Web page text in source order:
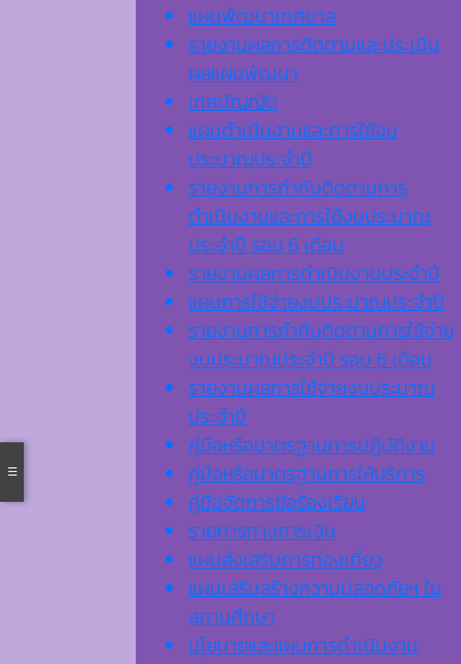
แผนพัฒนาเทศบาล
รายงานผลการติดตามและประเมิน
ผลแผนพัฒนา
เทศบัญญัต
แผนดำเนินงานและการใช้งบ
ประมาณประจำปี
รายงานการกำกับติดตามการ
ดำเนินงานและการใช้งบประมาณ
ประจำปี รอบ 6 เดือน
รายงานผลการดำเนินงานประจำปี
แผนการใช้จ่ายงบประมาณประจำปี
รายงานการกำกับติดตามการใช้จ่าย
งบประมาณประจำปี รอบ 6 เดือน
รายงานผลการใช้จ่ายงบประมาณ
ประจำปี
คู่มือหรือมาตรฐานการปฏิบัติงาน
คู่มือหรือมาตรฐานการให้บริการ
คู่มือจัดการข้อร้องเรียน
รายการทางการเงิน
แผนส่งเสริมการท่องเที่ยว
แผนเสริมสร้างความปลอดภัยฯ ใน
สถานศึกษา
นโยบายและแผนการดำเนินงาน